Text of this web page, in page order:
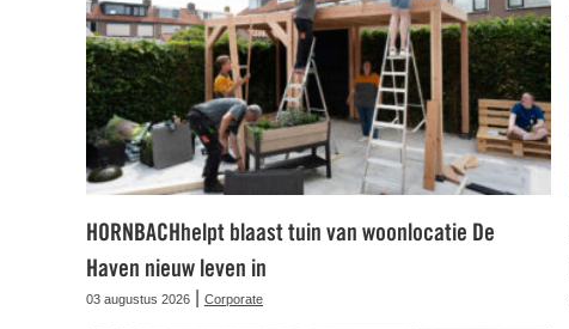
HORNBACHhelpt blaast tuin van woonlocatie De
Haven nieuw leven in
03 augustus 2026 Corporate